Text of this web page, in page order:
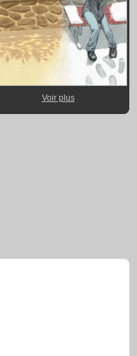
Voir plus